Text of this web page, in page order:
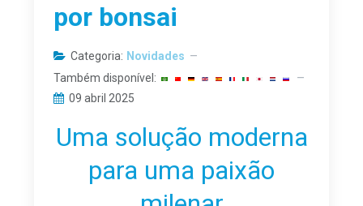
por bonsai
Categoria: Novidades
Também disponível:
09 abril 2025
Uma solução moderna
para uma paixão